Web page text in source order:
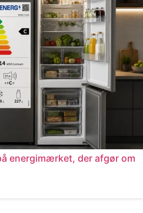
energimærket, der afgør om